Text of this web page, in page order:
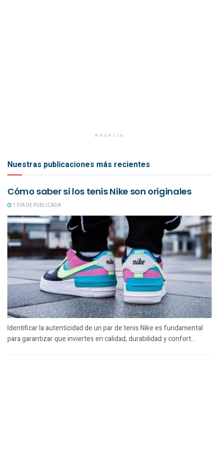
Anuncio
Nuestras publicaciones más recientes
Cómo saber si los tenis Nike son originales
1 DÍA DE PUBLICADA
Identificar la autenticidad de un par de tenis Nike es fundamental
para garantizar que inviertes en calidad, durabilidad y confort...